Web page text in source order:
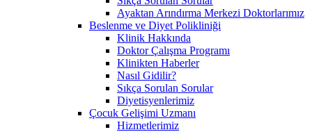
Ayaktan Arındırma Merkezi Doktorlarımız
Beslenme ve Diyet Polikliniği
Klinik Hakkında
Doktor Çalışma Programı
Klinikten Haberler
Nasıl Gidilir?
Sıkça Sorulan Sorular
Diyetisyenlerimiz
Çocuk Gelişimi Uzmanı
Hizmetlerimiz